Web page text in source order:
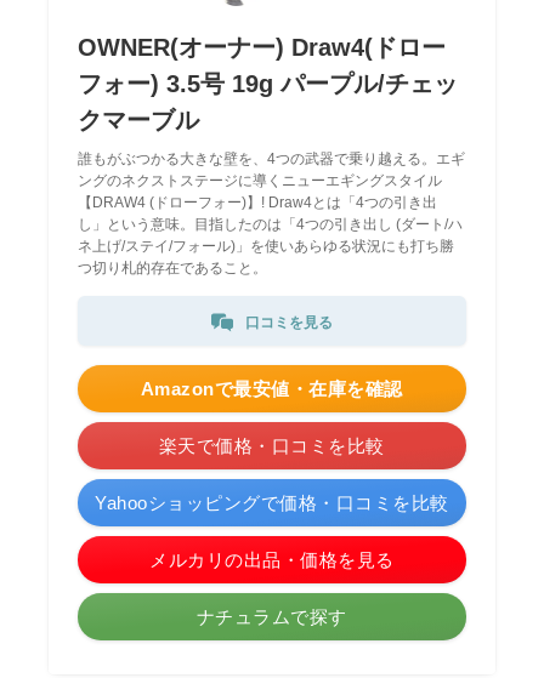
OWNER(オーナー) Draw4(ドロー
フォー) 3.5号 19g パープル/チェッ
クマーブル
誰もがぶつかる大きな壁を、4つの武器で乗り越える。エギ
ングのネクストステージに導くニューエギングスタイル
【DRAW4 (ドローフォー)】! Draw4とは「4つの引き出
し」という意味。目指したのは「4つの引き出し (ダート/ハ
ネ上げ/ステイ/フォール)」を使いあらゆる状況にも打ち勝
つ切り札的存在であること。
口コミを見る
Amazonで最安値・在庫を確認
楽天で価格・口コミを比較
Yahooショッピングで価格・口コミを比較
メルカリの出品・価格を見る
ナチュラムで探す